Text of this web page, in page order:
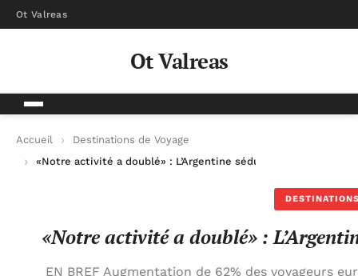
Ot Valreas
Ot Valreas
Accueil
Destinations de Voyage
«Notre activité a doublé» : L’Argentine séduit de plus en plus
«Notre activité a doublé» :
EN BREF Augmentation de 62% des voyageurs